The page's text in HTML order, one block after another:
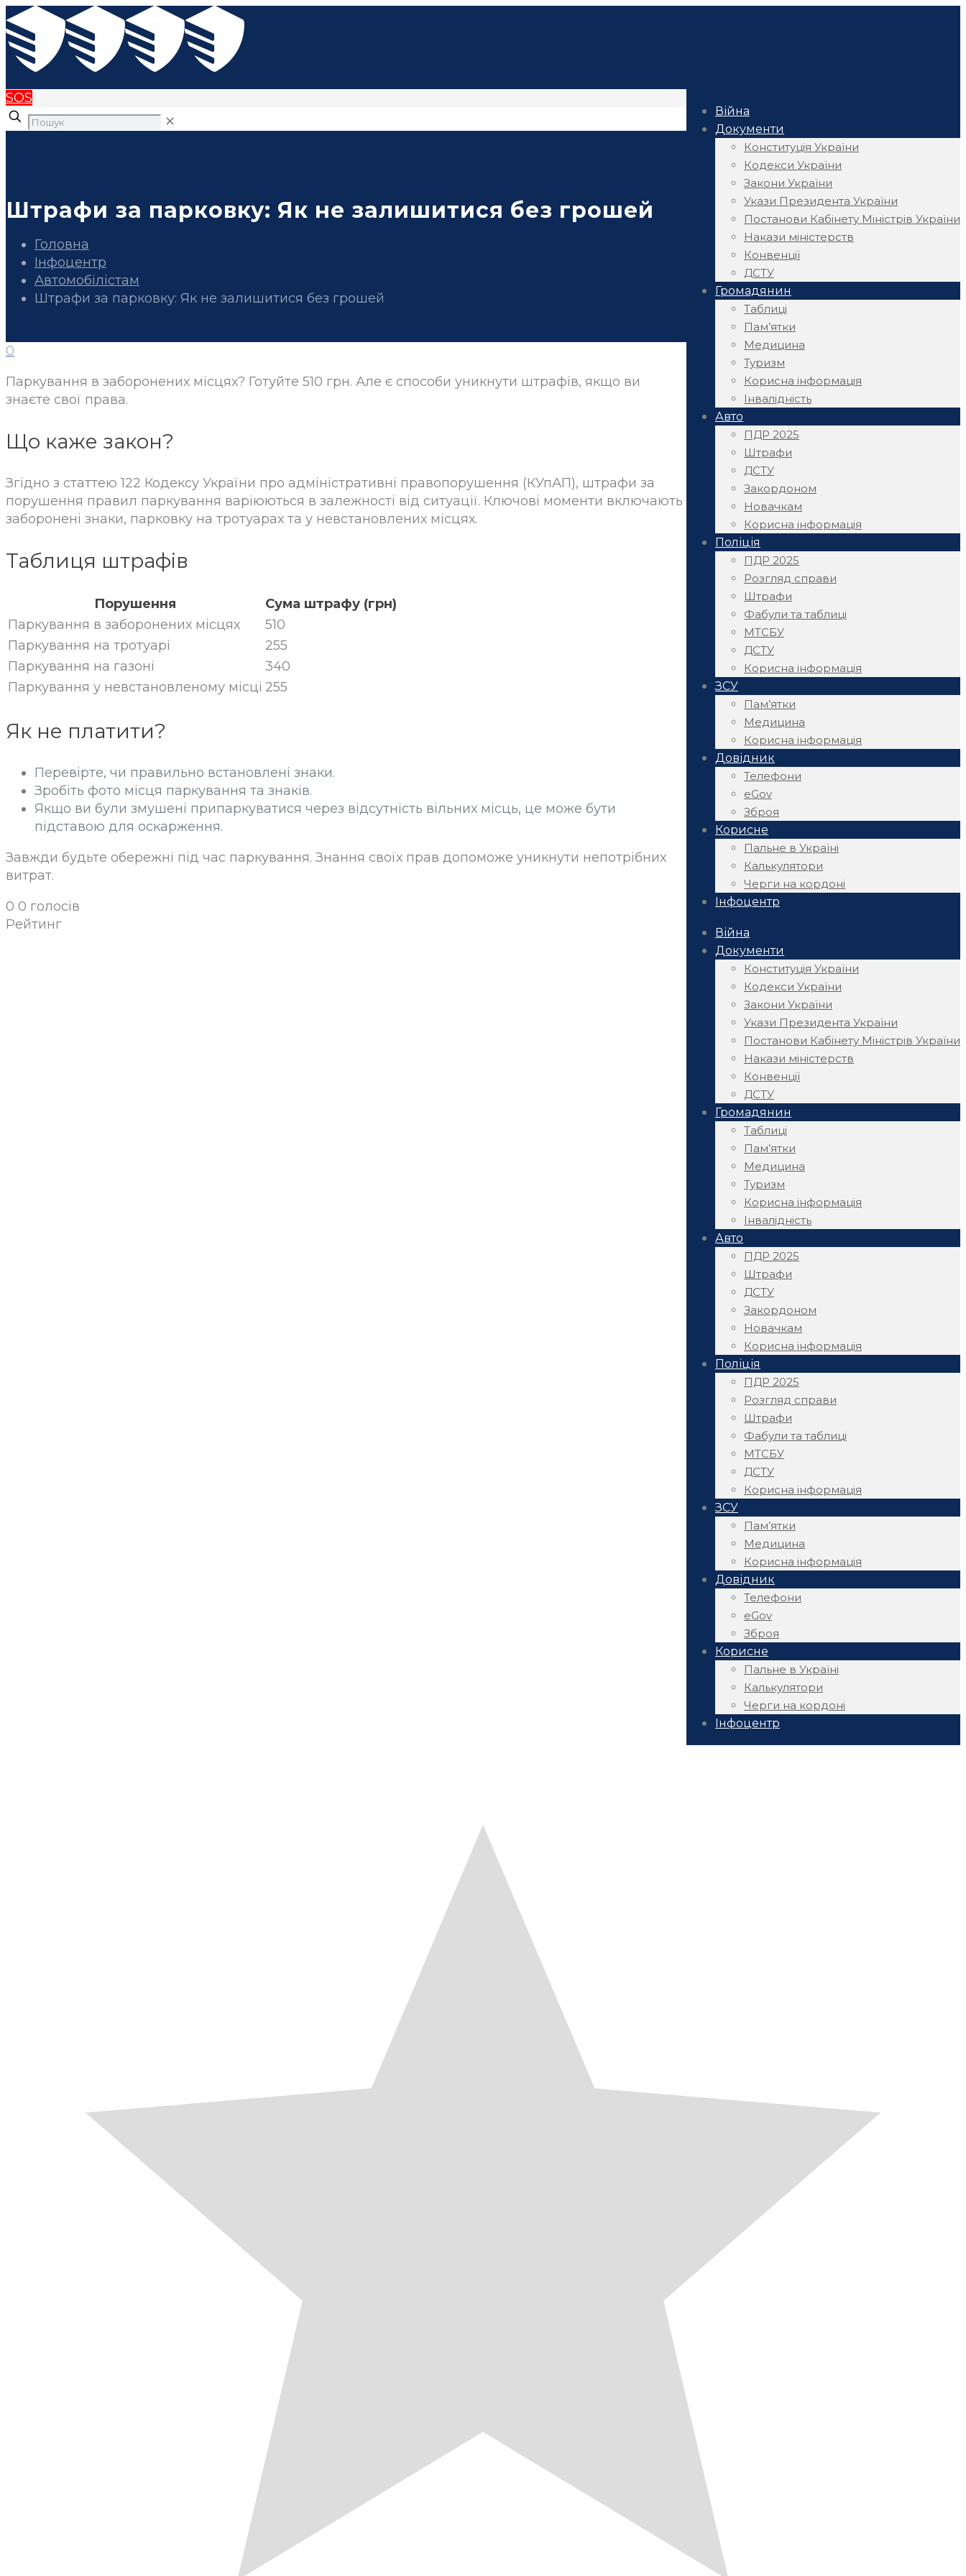
Війна
Документи
Конституція України
Кодекси України
Закони України
Укази Президента України
Постанови Кабінету Міністрів України
Накази міністерств
Конвенції
ДСТУ
Громадянин
Таблиці
Пам’ятки
Медицина
Туризм
Корисна інформація
Інвалідність
Авто
ПДР 2025
Штрафи
ДСТУ
Закордоном
Новачкам
Корисна інформація
Поліція
ПДР 2025
Розгляд справи
Штрафи
Фабули та таблиці
МТСБУ
ДСТУ
Корисна інформація
ЗСУ
Пам’ятки
Медицина
Корисна інформація
Довідник
Телефони
eGov
Зброя
Корисне
Пальне в Україні
Калькулятори
Черги на кордоні
Інфоцентр
Війна
Документи
Конституція України
Кодекси України
Закони України
Укази Президента України
Постанови Кабінету Міністрів України
Накази міністерств
Конвенції
ДСТУ
Громадянин
Таблиці
Пам’ятки
Медицина
Туризм
Корисна інформація
Інвалідність
Авто
ПДР 2025
Штрафи
ДСТУ
Закордоном
Новачкам
Корисна інформація
Поліція
ПДР 2025
Розгляд справи
Штрафи
Фабули та таблиці
МТСБУ
ДСТУ
Корисна інформація
ЗСУ
Пам’ятки
Медицина
Корисна інформація
Довідник
Телефони
eGov
Зброя
Корисне
Пальне в Україні
Калькулятори
Черги на кордоні
Інфоцентр
SOS
✕
Штрафи за парковку: Як не залишитися без грошей
Головна
Інфоцентр
Автомобілістам
Штрафи за парковку: Як не залишитися без грошей
0
Паркування в заборонених місцях? Готуйте 510 грн. Але є способи уникнути штрафів, якщо ви
знаєте свої права.
Що каже закон?
Згідно з статтею 122 Кодексу України про адміністративні правопорушення (КУпАП), штрафи за
порушення правил паркування варіюються в залежності від ситуації. Ключові моменти включають
заборонені знаки, парковку на тротуарах та у невстановлених місцях.
Таблиця штрафів
Порушення
Сума штрафу (грн)
Паркування в заборонених місцях
510
Паркування на тротуарі
255
Паркування на газоні
340
Паркування у невстановленому місці 255
Як не платити?
Перевірте, чи правильно встановлені знаки.
Зробіть фото місця паркування та знаків.
Якщо ви були змушені припаркуватися через відсутність вільних місць, це може бути
підставою для оскарження.
Завжди будьте обережні під час паркування. Знання своїх прав допоможе уникнути непотрібних
витрат.
0 0 голосів
Рейтинг